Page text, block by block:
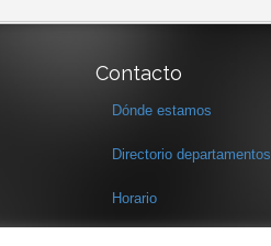
Contacto
Dónde estamos
Directorio departamentos
Horario